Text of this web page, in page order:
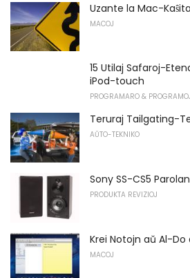
Uzante la Mac-
MACOJ
15 Utilaj Safaroj-
iPod-touch
PROGRAMARO &
Teruraj Tailgating-
AŬTO-TEKNIKO
Sony SS-CS5
PRODUKTA REVIZIOJ
Krei Notojn aŭ Al-Do
MACOJ